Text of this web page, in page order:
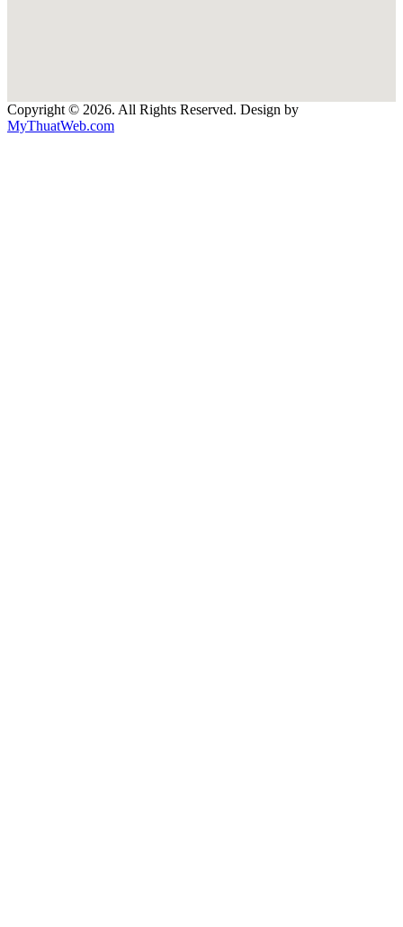
Copyright © 2026. All Rights Reserved. Design by
MyThuatWeb.com